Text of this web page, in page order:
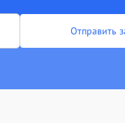
Отправить